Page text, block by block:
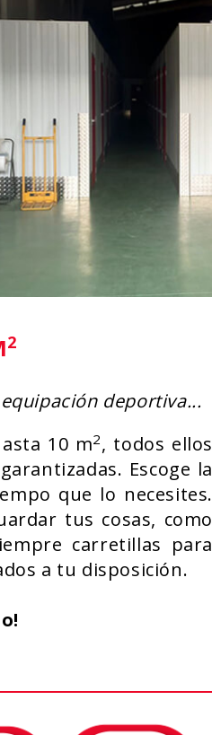
2
deportiva...
10 m2, todos ellos
Escoge la
que lo necesites.
tus cosas, como
carretillas para
a tu disposición.